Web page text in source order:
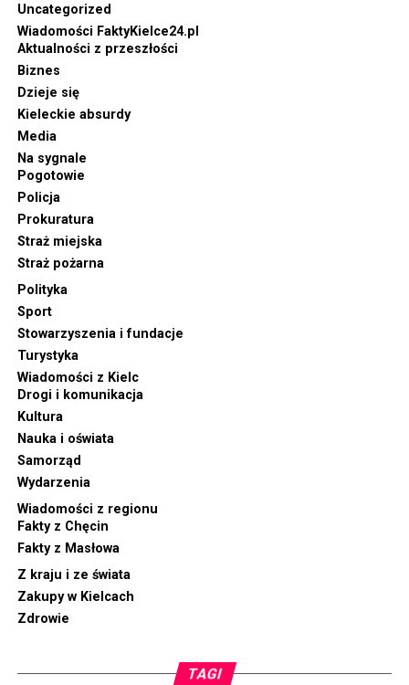
Uncategorized
Wiadomości FaktyKielce24.pl
Aktualności z przeszłości
Biznes
Dzieje się
Kieleckie absurdy
Media
Na sygnale
Pogotowie
Policja
Prokuratura
Straż miejska
Straż pożarna
Polityka
Sport
Stowarzyszenia i fundacje
Turystyka
Wiadomości z Kielc
Drogi i komunikacja
Kultura
Nauka i oświata
Samorząd
Wydarzenia
Wiadomości z regionu
Fakty z Chęcin
Fakty z Masłowa
Z kraju i ze świata
Zakupy w Kielcach
Zdrowie
TAGI